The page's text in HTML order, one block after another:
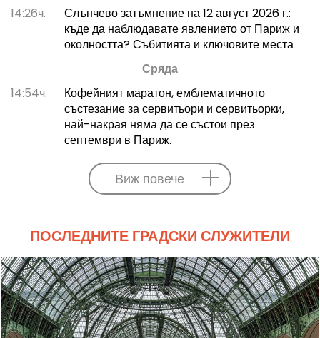
14:26ч.
Слънчево затъмнение на 12 август 2026 г.:
къде да наблюдавате явлението от Париж и
околността? Събитията и ключовите места
Сряда
14:54ч.
Кофейният маратон, емблематичното
състезание за сервитьори и сервитьорки,
най-накрая няма да се състои през
септември в Париж.
Виж повече
ПОСЛЕДНИТЕ ГРАДСКИ СЛУЖИТЕЛИ